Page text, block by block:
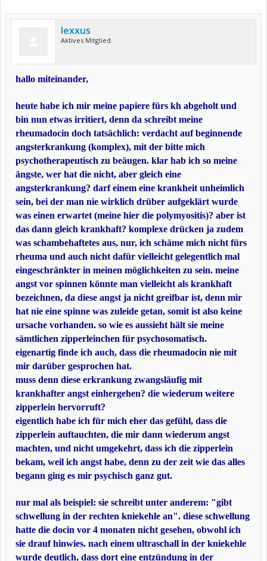
lexxus
Aktives Mitglied
hallo miteinander,
heute habe ich mir meine papiere fürs kh abgeholt und
bin nun etwas irritiert, denn da schreibt meine
rheumadocin doch tatsächlich: verdacht auf beginnende
angsterkrankung (komplex), mit der bitte mich
psychotherapeutisch zu beäugen. klar hab ich so meine
ängste, wer hat die nicht, aber gleich eine
angsterkrankung? darf einem eine krankheit unheimlich
sein, bei der man nie wirklich drüber aufgeklärt wurde
was einen erwartet (meine hier die polymyositis)? aber ist
das dann gleich krankhaft? komplexe drücken ja zudem
was schambehaftetes aus, nur, ich schäme mich nicht fürs
rheuma und auch nicht dafür vielleicht gelegentlich mal
eingeschränkter in meinen möglichkeiten zu sein. meine
angst vor spinnen könnte man vielleicht als krankhaft
bezeichnen, da diese angst ja nicht greifbar ist, denn mir
hat nie eine spinne was zuleide getan, somit ist also keine
ursache vorhanden. so wie es aussieht hält sie meine
sämtlichen zipperleinchen für psychosomatisch.
eigenartig finde ich auch, dass die rheumadocin nie mit
mir darüber gesprochen hat.
muss denn diese erkrankung zwangsläufig mit
krankhafter angst einhergehen? die wiederum weitere
zipperlein hervorruft?
eigentlich habe ich für mich eher das gefühl, dass die
zipperlein auftauchten, die mir dann wiederum angst
machten, und nicht umgekehrt, dass ich die zipperlein
bekam, weil ich angst habe, denn zu der zeit wie das alles
begann ging es mir psychisch ganz gut.
nur mal als beispiel: sie schreibt unter anderem: "gibt
schwellung in der rechten kniekehle an". diese schwellung
hatte die docin vor 4 monaten nicht gesehen, obwohl ich
sie drauf hinwies. nach einem ultraschall in der kniekehle
wurde deutlich, dass dort eine entzündung in der